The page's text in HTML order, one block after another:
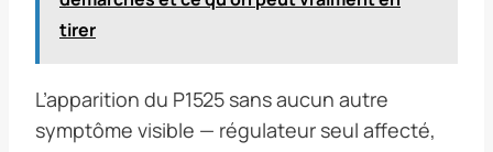
tirer
L’apparition du P1525 sans aucun autre
symptôme visible — régulateur seul affecté,